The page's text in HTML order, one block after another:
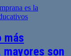
más
son